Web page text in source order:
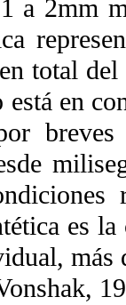
a 2mm
total
en
es
más